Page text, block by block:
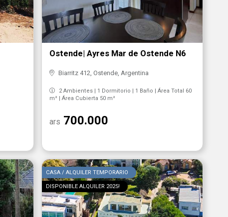
Ostende| Ayres Mar de Ostende N6
Biarritz 412, Ostende, Argentina
2 Ambientes | 1 Dormitorio | 1 Baño | Área Total 60
m² | Área Cubierta 50 m²
ars 700.000
CASA / ALQUILER TEMPORARIO
DISPONIBLE ALQUILER 2025!